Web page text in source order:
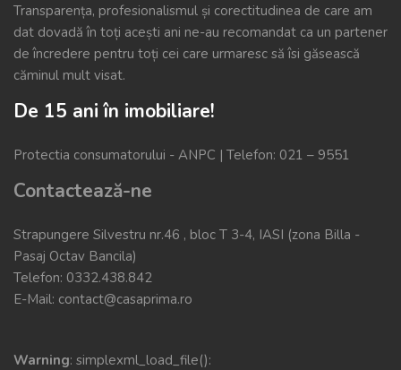
Transparența, profesionalismul și corectitudinea de care am
dat dovadă în toți acești ani ne-au recomandat ca un partener
de încredere pentru toți cei care urmaresc să îsi găsească
căminul mult visat.
De 15 ani în imobiliare!
Protectia consumatorului - ANPC | Telefon: 021 – 9551
Contactează-ne
Strapungere Silvestru nr.46 , bloc T 3-4, IASI (zona Billa -
Pasaj Octav Bancila)
Telefon: 0332.438.842
E-Mail: contact@casaprima.ro
Warning: simplexml_load_file():